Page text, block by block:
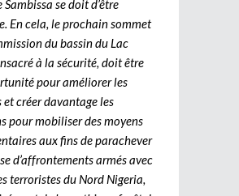
Sambissa se doit d’être
En cela, le prochain sommet
du bassin du Lac
à la sécurité, doit être
pour améliorer les
et créer davantage les
pour mobiliser des moyens
aux fins de parachever
d’affrontements armés avec
terroristes du Nord Nigeria,